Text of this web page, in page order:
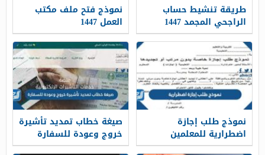
طريقة تنشيط حساب
الراجحي المجمد 1447
نموذج فتح ملف مكتب
العمل 1447
نموذج طلب إجازة
اضطرارية للمعلمين
والمعلمات 1447 pdf
صيغة خطاب تمديد تأشيرة
خروج وعودة للسفارة
1447